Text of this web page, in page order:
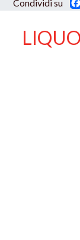
Condividi su